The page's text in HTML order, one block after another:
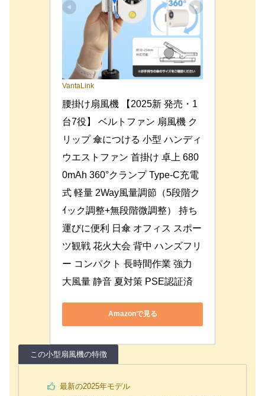
VantaLink
腰掛け扇風機 【2025新 発売・1
台7役】 ベルトファン 扇風機 ク
リップ 傘につける 小型 ハンディ
ウエストファン 首掛け 卓上 680
0mAh 360°クランプ Type-C充電
式 軽量 2Way風量調節（5段階ク
ｲック調整+無段階微調整） 持ち
運びに便利 日傘 オフィス スポー
ツ観戦 花火大会 背中 ハンズフリ
ー コンパクト 長時間作業 強力
大風量 静音 夏対策 PSE認証済
Amazonで見る
この小型扇風機の特徴
最新の2025年モデル